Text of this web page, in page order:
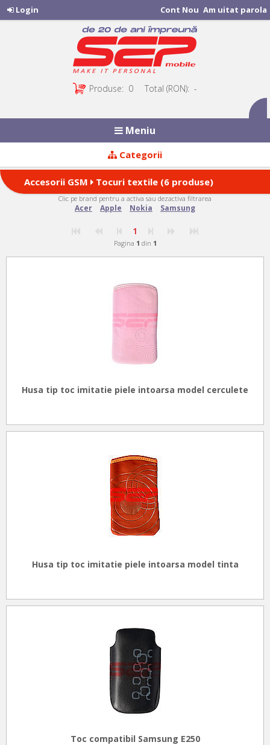
Login Cont Nou Am uitat parola
Produse: 0 Total (RON): -
Meniu
Categorii
Accesorii GSM Tocuri textile (6 produse)
Clic pe brand pentru a activa sau dezactiva filtrarea
Acer Apple Nokia Samsung
1
Pagina 1 din 1
Husa tip toc imitatie piele intoarsa model cerculete
Husa tip toc imitatie piele intoarsa model tinta
Toc compatibil Samsung E250